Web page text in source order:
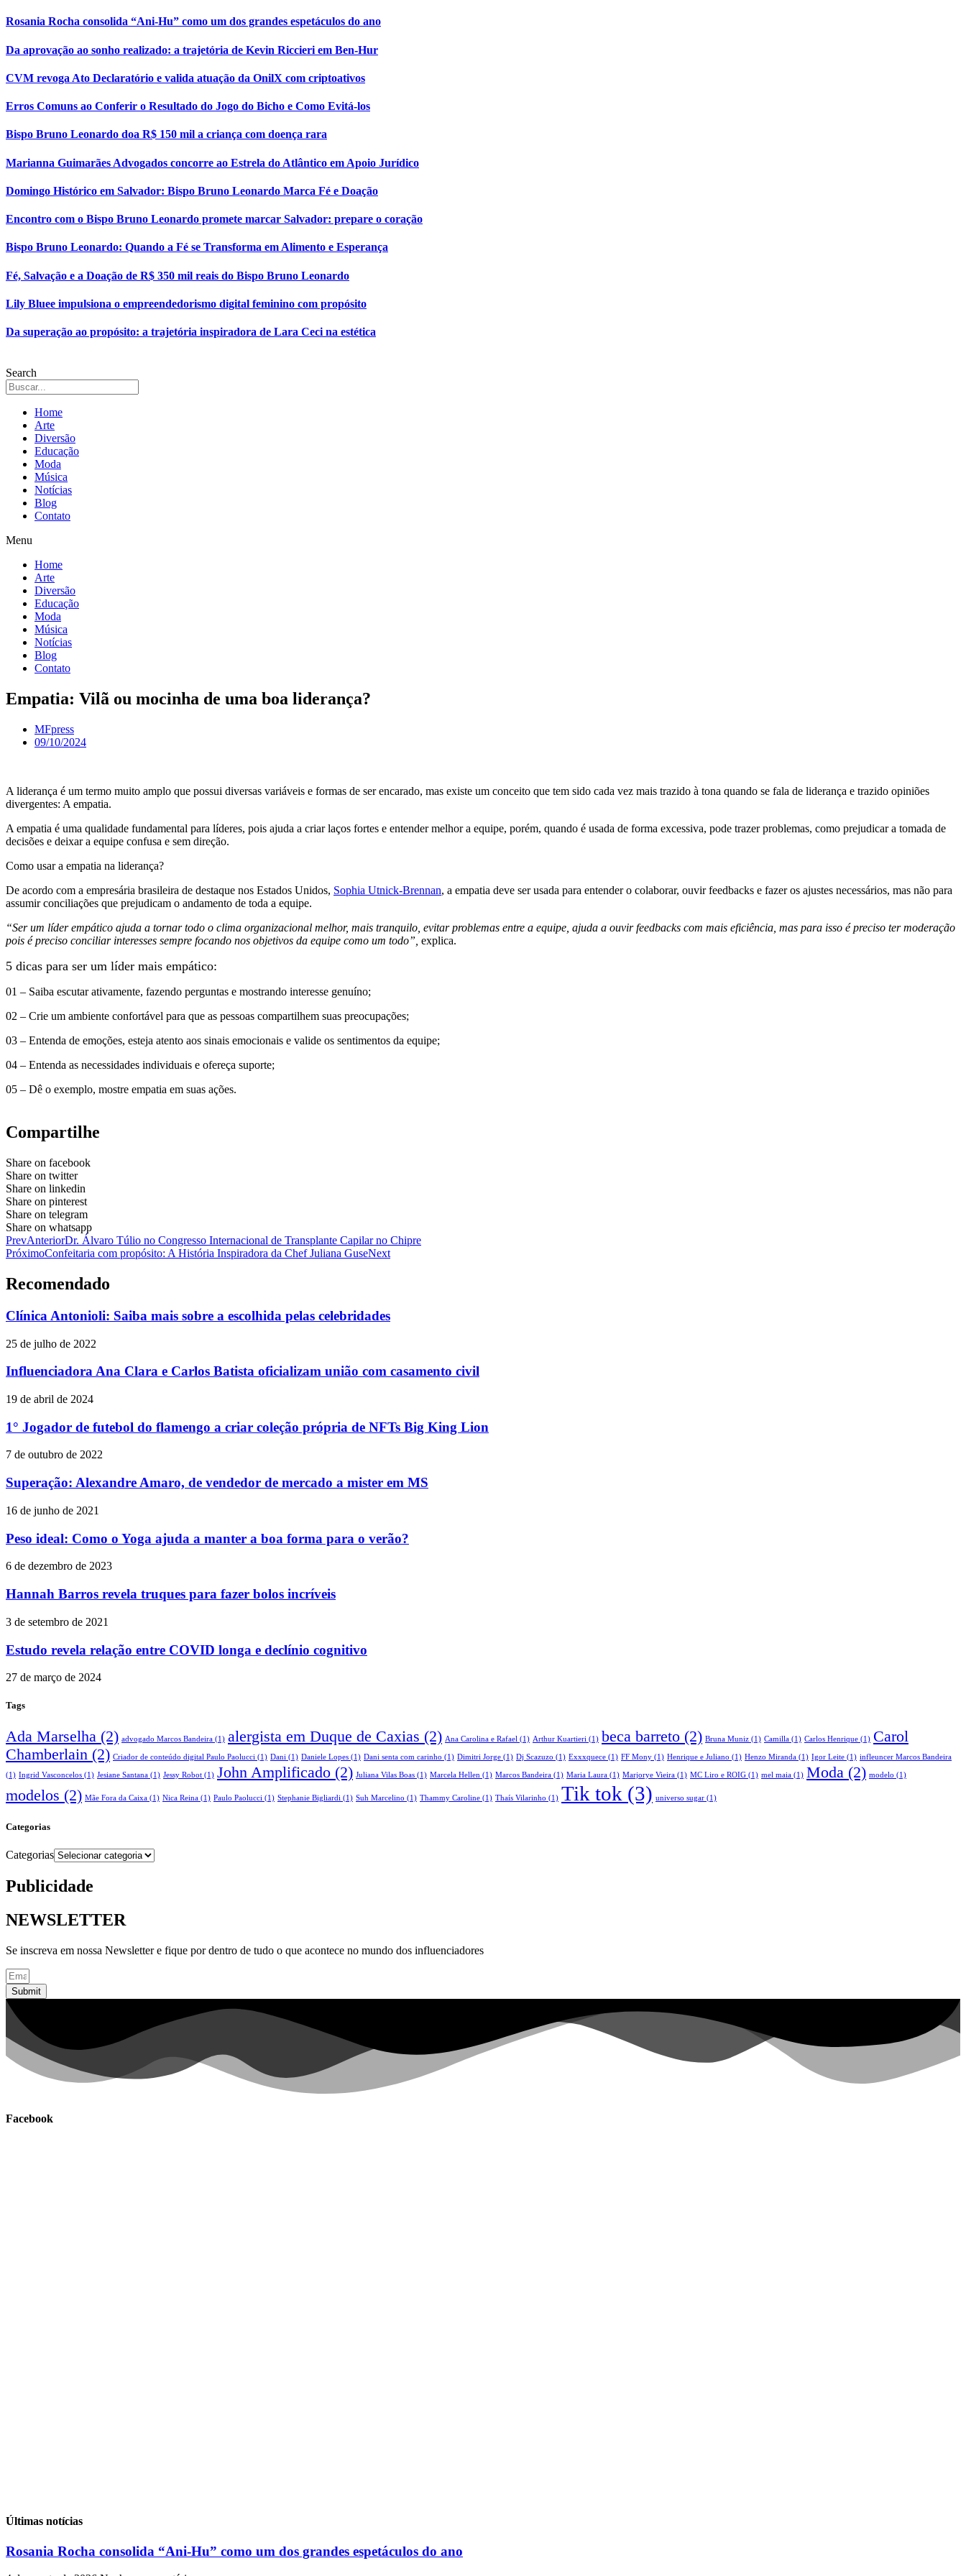
Rosania Rocha consolida “Ani-Hu” como um dos grandes espetáculos do ano
Da aprovação ao sonho realizado: a trajetória de Kevin Riccieri em Ben-Hur
CVM revoga Ato Declaratório e valida atuação da OnilX com criptoativos
Erros Comuns ao Conferir o Resultado do Jogo do Bicho e Como Evitá-los
Bispo Bruno Leonardo doa R$ 150 mil a criança com doença rara
Marianna Guimarães Advogados concorre ao Estrela do Atlântico em Apoio Jurídico
Domingo Histórico em Salvador: Bispo Bruno Leonardo Marca Fé e Doação
Encontro com o Bispo Bruno Leonardo promete marcar Salvador: prepare o coração
Bispo Bruno Leonardo: Quando a Fé se Transforma em Alimento e Esperança
Fé, Salvação e a Doação de R$ 350 mil reais do Bispo Bruno Leonardo
Lily Bluee impulsiona o empreendedorismo digital feminino com propósito
Da superação ao propósito: a trajetória inspiradora de Lara Ceci na estética
Search
Home
Arte
Diversão
Educação
Moda
Música
Notícias
Blog
Contato
Menu
Home
Arte
Diversão
Educação
Moda
Música
Notícias
Blog
Contato
Empatia: Vilã ou mocinha de uma boa liderança?
MFpress
09/10/2024
A liderança é um termo muito amplo que possui diversas variáveis e formas de ser encarado, mas existe um conceito que tem sido cada vez mais trazido à tona quando se fala de liderança e trazido opiniões
divergentes: A empatia.
A empatia é uma qualidade fundamental para líderes, pois ajuda a criar laços fortes e entender melhor a equipe, porém, quando é usada de forma excessiva, pode trazer problemas, como prejudicar a tomada de
decisões e deixar a equipe confusa e sem direção.
Como usar a empatia na liderança?
De acordo com a empresária brasileira de destaque nos Estados Unidos, Sophia Utnick-Brennan, a empatia deve ser usada para entender o colaborar, ouvir feedbacks e fazer os ajustes necessários, mas não para
assumir conciliações que prejudicam o andamento de toda a equipe.
“Ser um líder empático ajuda a tornar todo o clima organizacional melhor, mais tranquilo, evitar problemas entre a equipe, ajuda a ouvir feedbacks com mais eficiência, mas para isso é preciso ter moderação
pois é preciso conciliar interesses sempre focando nos objetivos da equipe como um todo”, explica.
5 dicas para ser um líder mais empático:
01 – Saiba escutar ativamente, fazendo perguntas e mostrando interesse genuíno;
02 – Crie um ambiente confortável para que as pessoas compartilhem suas preocupações;
03 – Entenda de emoções, esteja atento aos sinais emocionais e valide os sentimentos da equipe;
04 – Entenda as necessidades individuais e ofereça suporte;
05 – Dê o exemplo, mostre empatia em suas ações.
Compartilhe
Share on facebook
Share on twitter
Share on linkedin
Share on pinterest
Share on telegram
Share on whatsapp
PrevAnteriorDr. Álvaro Túlio no Congresso Internacional de Transplante Capilar no Chipre
PróximoConfeitaria com propósito: A História Inspiradora da Chef Juliana GuseNext
Recomendado
Clínica Antonioli: Saiba mais sobre a escolhida pelas celebridades
25 de julho de 2022
Influenciadora Ana Clara e Carlos Batista oficializam união com casamento civil
19 de abril de 2024
1° Jogador de futebol do flamengo a criar coleção própria de NFTs Big King Lion
7 de outubro de 2022
Superação: Alexandre Amaro, de vendedor de mercado a mister em MS
16 de junho de 2021
Peso ideal: Como o Yoga ajuda a manter a boa forma para o verão?
6 de dezembro de 2023
Hannah Barros revela truques para fazer bolos incríveis
3 de setembro de 2021
Estudo revela relação entre COVID longa e declínio cognitivo
27 de março de 2024
Tags
Ada Marselha (2) advogado Marcos Bandeira (1) alergista em Duque de Caxias (2) Ana Carolina e Rafael (1) Arthur Kuartieri (1) beca barreto (2) Bruna Muniz (1) Camilla (1) Carlos Henrique (1) Carol
Chamberlain (2) Criador de conteúdo digital Paulo Paolucci (1) Dani (1) Daniele Lopes (1) Dani senta com carinho (1) Dimitri Jorge (1) Dj Scazuzo (1) Exxxquece (1) FF Mony (1) Henrique e Juliano (1) Henzo Miranda (1) Igor Leite (1) infleuncer Marcos Bandeira
(1) Ingrid Vasconcelos (1) Jesiane Santana (1) Jessy Robot (1) John Amplificado (2) Juliana Vilas Boas (1) Marcela Hellen (1) Marcos Bandeira (1) Maria Laura (1) Marjorye Vieira (1) MC Liro e ROIG (1) mel maia (1) Moda (2) modelo (1)
modelos (2) Mãe Fora da Caixa (1) Nica Reina (1) Paulo Paolucci (1) Stephanie Bigliardi (1) Suh Marcelino (1) Thammy Caroline (1) Thaís Vilarinho (1) Tik tok (3) universo sugar (1)
Categorias
Categorias
Publicidade
NEWSLETTER
Se inscreva em nossa Newsletter e fique por dentro de tudo o que acontece no mundo dos influenciadores
Submit
Facebook
Últimas notícias
Rosania Rocha consolida “Ani-Hu” como um dos grandes espetáculos do ano